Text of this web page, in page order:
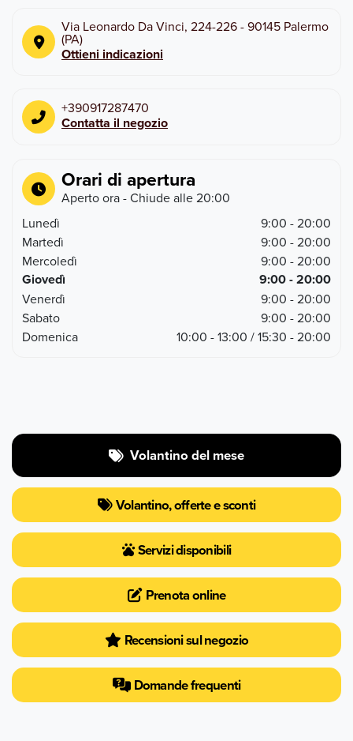
Via Leonardo Da Vinci, 224-226-90145 Palermo
(PA)
Ottieni indicazioni
+390917287470
Contatta il negozio
Orari di apertura
Aperto ora- Chiude alle20:00
Lunedì
9:00 - 20:00
Martedì
9:00 - 20:00
Mercoledì
9:00 - 20:00
Giovedì 9:00 - 20:00
Venerdì
9:00 - 20:00
Sabato
9:00 - 20:00
Domenica
10:00 - 13:00 / 15:30 - 20:00
Volantino del mese
Volantino, offerte e sconti
Servizi disponibili
Prenota online
Recensioni sul negozio
Domande frequenti